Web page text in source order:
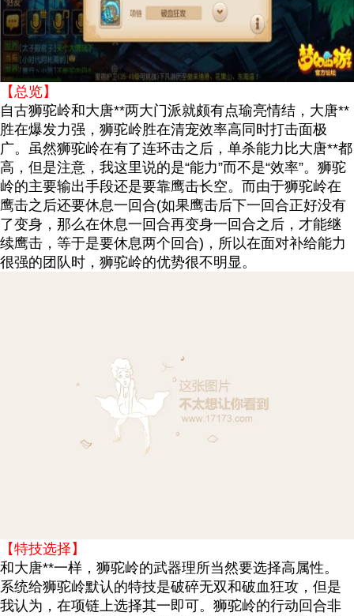
【总览】
自古狮驼岭和大唐**两大门派就颇有点瑜亮情结，大唐**
胜在爆发力强，狮驼岭胜在清宠效率高同时打击面极
广。虽然狮驼岭在有了连环击之后，单杀能力比大唐**都
高，但是注意，我这里说的是“能力”而不是“效率”。狮驼
岭的主要输出手段还是要靠鹰击长空。而由于狮驼岭在
鹰击之后还要休息一回合(如果鹰击后下一回合正好没有
了变身，那么在休息一回合再变身一回合之后，才能继
续鹰击，等于是要休息两个回合)，所以在面对补给能力
很强的团队时，狮驼岭的优势很不明显。
【特技选择】
和大唐**一样，狮驼岭的武器理所当然要选择高属性。
系统给狮驼岭默认的特技是破碎无双和破血狂攻，但是
我认为，在项链上选择其一即可。狮驼岭的行动回合非